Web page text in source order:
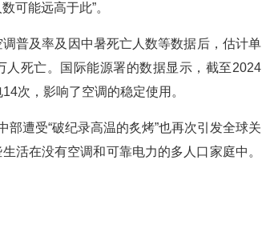
可能远高于此”。
普及率及因中暑死亡人数等数据后，估计单
死亡。国际能源署的数据显示，截至2024
次，影响了空调的稳定使用。
遭受“破纪录高温的炙烤”也再次引发全球关
活在没有空调和可靠电力的多人口家庭中。